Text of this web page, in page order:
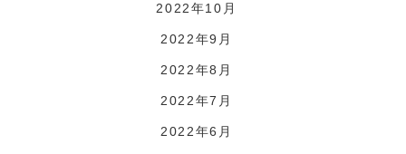
2022年10月
2022年9月
2022年8月
2022年7月
2022年6月